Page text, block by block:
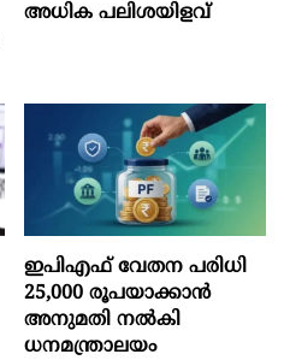
അധിക പലിശയിളവ്
ഇപിഎഫ് വേതന പരിധി
25,000 രൂപയാക്കാൻ
അനുമതി നൽകി
ധനമന്ത്രാലയം